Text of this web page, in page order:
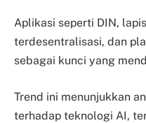
Aplikasi seperti DIN,
terdesentralisasi, dan
sebagai kunci yang
Trend ini menunjukkan
terhadap teknologi AI,